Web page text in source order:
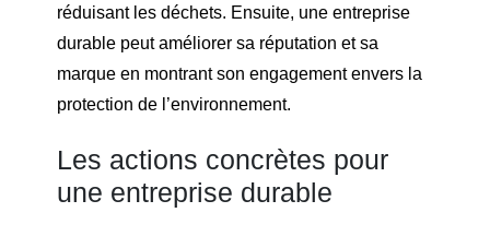
réduisant les déchets. Ensuite, une entreprise
durable peut améliorer sa réputation et sa
marque en montrant son engagement envers la
protection de l’environnement.
Les actions concrètes pour
une entreprise durable